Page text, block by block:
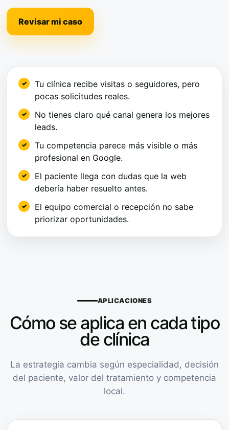
Revisar mi caso
Tu clínica recibe visitas o seguidores, pero
pocas solicitudes reales.
No tienes claro qué canal genera los mejores
leads.
Tu competencia parece más visible o más
profesional en Google.
El paciente llega con dudas que la web
debería haber resuelto antes.
El equipo comercial o recepción no sabe
priorizar oportunidades.
APLICACIONES
Cómo se aplica en cada tipo
de clínica
La estrategia cambia según especialidad, decisión
del paciente, valor del tratamiento y competencia
local.